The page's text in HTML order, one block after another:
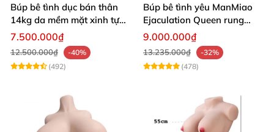
Búp bê tình dục bán thân
14kg da mềm mặt xinh tự
nhiên
7.500.000₫
12.500.000₫
-40%
(492)
Búp bê tình yêu ManMiao
Ejaculation Queen rung
cảm biến sưởi ấm phun
nước thông minh
9.000.000₫
13.235.000₫
-32%
(478)